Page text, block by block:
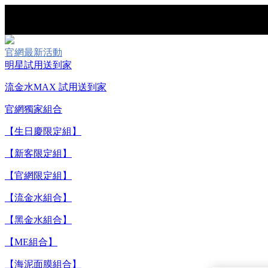
官網最新活動
明星試用送到家
流金水MAX 試用送到家
官網獨家組合
【生日慶限定組】
【新客限定組】
【官網限定組】
【流金水組合】
【黑金水組合】
【ME組合】
【海泥面膜組合】